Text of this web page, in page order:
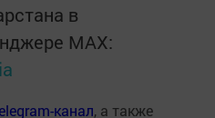
в
MАХ:
канал, а также